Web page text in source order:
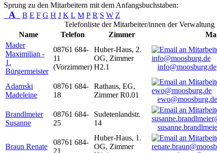
Sprung zu den Mitarbeitern mit dem Anfangsbuchstaben:
A B E F G H J K L M P R S W Z
Telefonliste der Mitarbeiter/innen der Verwaltung
Name
Telefon Zimmer
Mader
Maximilian -
1.
Bürgermeister
08761 684-
11
(Vorzimmer)
Huber-Haus, 2.
OG, Zimmer
H2.1
info@moosburg.de
Adamski
Madeleine
08761 684-
18
Rathaus, EG,
Zimmer R0.01
ewo@moosburg.de
Brandlmeier
Susanne
08761 684-
25
Sudetenlandstr.
14
Braun Renate
08761 684-
21
Huber-Haus, 1.
OG, Zimmer